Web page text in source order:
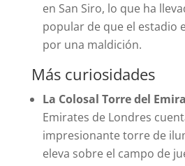
en San Siro, lo que ha
popular de que el estadio
por una maldición.
Más curiosidades
La Colosal Torre del
Emirates de Londres
impresionante torre de
eleva sobre el campo de